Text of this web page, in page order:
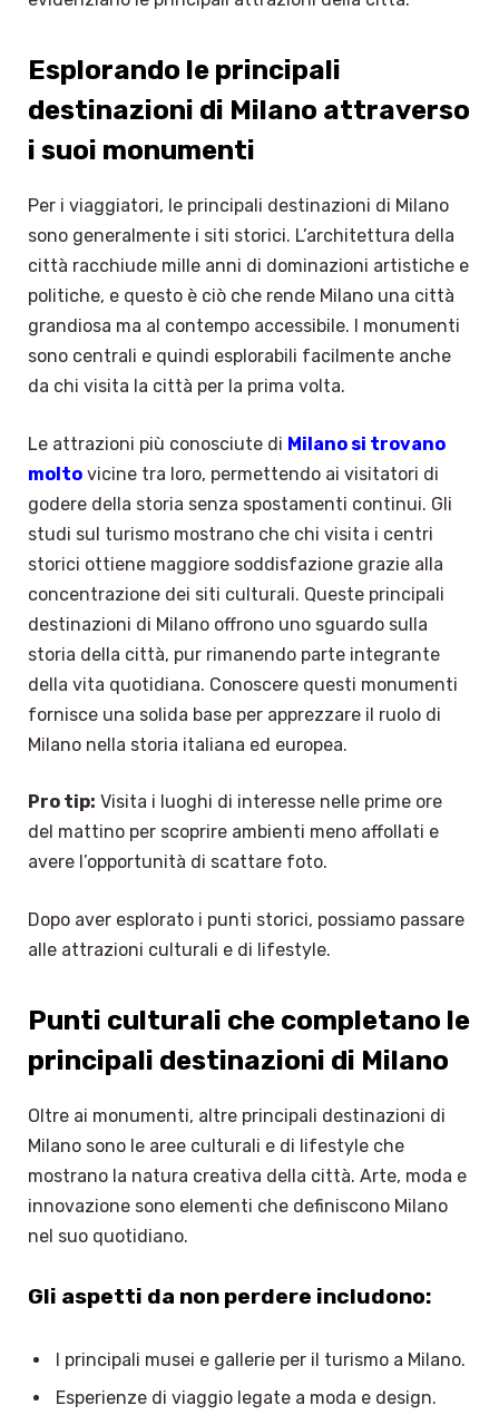
Esplorando le principali
destinazioni di Milano attraverso
i suoi monumenti
Per i viaggiatori, le principali destinazioni di Milano
sono generalmente i siti storici. L’architettura della
città racchiude mille anni di dominazioni artistiche e
politiche, e questo è ciò che rende Milano una città
grandiosa ma al contempo accessibile. I monumenti
sono centrali e quindi esplorabili facilmente anche
da chi visita la città per la prima volta.
Le attrazioni più conosciute di Milano si trovano
molto vicine tra loro, permettendo ai visitatori di
godere della storia senza spostamenti continui. Gli
studi sul turismo mostrano che chi visita i centri
storici ottiene maggiore soddisfazione grazie alla
concentrazione dei siti culturali. Queste principali
destinazioni di Milano offrono uno sguardo sulla
storia della città, pur rimanendo parte integrante
della vita quotidiana. Conoscere questi monumenti
fornisce una solida base per apprezzare il ruolo di
Milano nella storia italiana ed europea.
Pro tip: Visita i luoghi di interesse nelle prime ore
del mattino per scoprire ambienti meno affollati e
avere l’opportunità di scattare foto.
Dopo aver esplorato i punti storici, possiamo passare
alle attrazioni culturali e di lifestyle.
Punti culturali che completano le
principali destinazioni di Milano
Oltre ai monumenti, altre principali destinazioni di
Milano sono le aree culturali e di lifestyle che
mostrano la natura creativa della città. Arte, moda e
innovazione sono elementi che definiscono Milano
nel suo quotidiano.
Gli aspetti da non perdere includono:
I principali musei e gallerie per il turismo a Milano.
Esperienze di viaggio legate a moda e design.